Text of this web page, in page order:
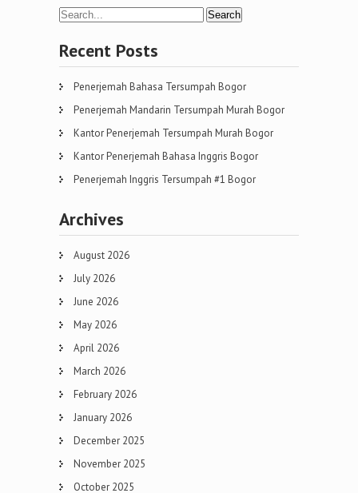
Recent Posts
Penerjemah Bahasa Tersumpah Bogor
Penerjemah Mandarin Tersumpah Murah Bogor
Kantor Penerjemah Tersumpah Murah Bogor
Kantor Penerjemah Bahasa Inggris Bogor
Penerjemah Inggris Tersumpah #1 Bogor
Archives
August 2026
July 2026
June 2026
May 2026
April 2026
March 2026
February 2026
January 2026
December 2025
November 2025
October 2025